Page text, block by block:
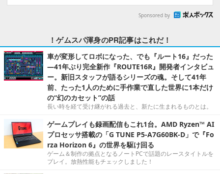
Sponsored by
！ゲムスパ渾身のPR記事はこれだ！
車が変形してロボになった、でも『ルート16』だった
―41年ぶり完全新作『ROUTE16R』開発者インタビュ
ー。新旧スタッフが語るシリーズの魂。そして41年
前、たった1人のために手作業で直した世界に1本だけ
の“幻のカセット”の話
長い時を経て受け継がれる過去と、新たに生まれるものとは。
ゲームプレイも録画配信もこれ1台。AMD Ryzen™ AI
プロセッサ搭載の「G TUNE P5-A7G60BK-D」で『Fo
rza Horizon 6』の世界を駆け回る
ゲーム＆制作の拠点となるノートPCで話題のレースタイトルを
プレイ。放熱性能もチェックしました！